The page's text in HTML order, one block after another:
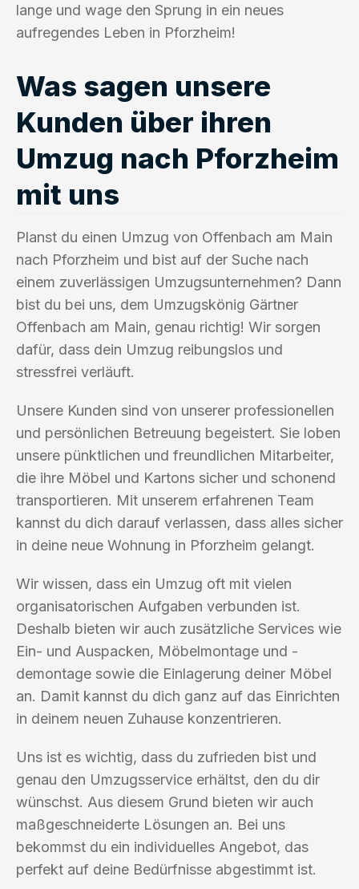
lange und wage den Sprung in ein neues
aufregendes Leben in Pforzheim!
Was sagen unsere
Kunden über ihren
Umzug nach Pforzheim
mit uns
Planst du einen Umzug von Offenbach am Main
nach Pforzheim und bist auf der Suche nach
einem zuverlässigen Umzugsunternehmen? Dann
bist du bei uns, dem Umzugskönig Gärtner
Offenbach am Main, genau richtig! Wir sorgen
dafür, dass dein Umzug reibungslos und
stressfrei verläuft.
Unsere Kunden sind von unserer professionellen
und persönlichen Betreuung begeistert. Sie loben
unsere pünktlichen und freundlichen Mitarbeiter,
die ihre Möbel und Kartons sicher und schonend
transportieren. Mit unserem erfahrenen Team
kannst du dich darauf verlassen, dass alles sicher
in deine neue Wohnung in Pforzheim gelangt.
Wir wissen, dass ein Umzug oft mit vielen
organisatorischen Aufgaben verbunden ist.
Deshalb bieten wir auch zusätzliche Services wie
Ein- und Auspacken, Möbelmontage und -
demontage sowie die Einlagerung deiner Möbel
an. Damit kannst du dich ganz auf das Einrichten
in deinem neuen Zuhause konzentrieren.
Uns ist es wichtig, dass du zufrieden bist und
genau den Umzugsservice erhältst, den du dir
wünschst. Aus diesem Grund bieten wir auch
maßgeschneiderte Lösungen an. Bei uns
bekommst du ein individuelles Angebot, das
perfekt auf deine Bedürfnisse abgestimmt ist.